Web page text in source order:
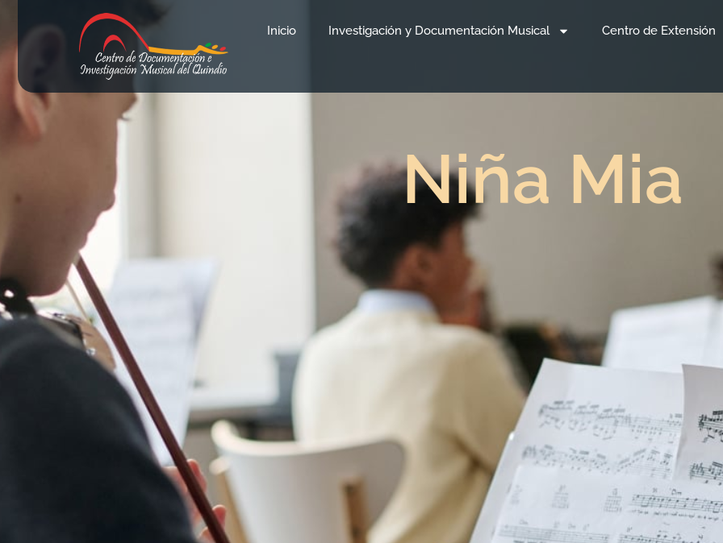
Inicio Investigación y Documentación Musical Centro de Extensión
Niña Mia